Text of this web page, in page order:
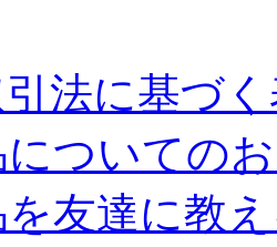
法に基づ
についての
友達に教